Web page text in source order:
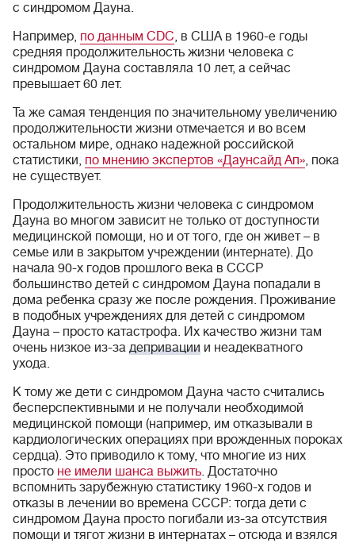
с синдромом Дауна.
Например, по данным CDC, в США в 1960-е годы
средняя продолжительность жизни человека с
синдромом Дауна составляла 10 лет, а сейчас
превышает 60 лет.
Та же самая тенденция по значительному увеличению
продолжительности жизни отмечается и во всем
остальном мире, однако надежной российской
статистики, по мнению экспертов «Даунсайд Ап», пока
не существует.
Продолжительность жизни человека с синдромом
Дауна во многом зависит не только от доступности
медицинской помощи, но и от того, где он живет – в
семье или в закрытом учреждении (интернате). До
начала 90-х годов прошлого века в СССР
большинство детей с синдромом Дауна попадали в
дома ребенка сразу же после рождения. Проживание
в подобных учреждениях для детей с синдромом
Дауна – просто катастрофа. Их качество жизни там
очень низкое из-за депривации и неадекватного
ухода.
К тому же дети с синдромом Дауна часто считались
бесперспективными и не получали необходимой
медицинской помощи (например, им отказывали в
кардиологических операциях при врожденных пороках
сердца). Это приводило к тому, что многие из них
просто не имели шанса выжить. Достаточно
вспомнить зарубежную статистику 1960-х годов и
отказы в лечении во времена СССР: тогда дети с
синдромом Дауна просто погибали из-за отсутствия
помощи и тягот жизни в интернатах – отсюда и взялся